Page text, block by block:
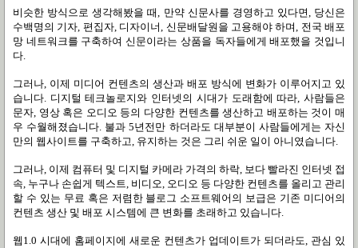
비슷한 방식으로 생각해봤을 때, 만약 신문사를 경영하고 있다면, 당신은
수백명의 기자, 편집자, 디자이너, 신문배달원을 고용해야 하며, 전국 배포
망 네트워크를 구축하여 신문이라는 상품을 독자들에게 배포했을 것입니
다.
그러나, 이제 미디어 컨텐츠의 생산과 배포 방식에 변화가 이루어지고 있
습니다. 디지털 테크놀로지와 인터넷의 시대가 도래함에 따라, 사람들은
문자, 영상 혹은 오디오 등의 다양한 컨텐츠를 생산하고 배포하는 것이 매
우 수월해졌습니다. 불과 5년전만 하더라도 대부분이 사람들에게는 자신
만의 웹사이트를 구축하고, 유지하는 것은 그리 쉬운 일이 아니였습니다.
그러나, 이제 컴퓨터 및 디지털 카메라 가격의 하락, 보다 빨라진 인터넷 접
속, 누구나 손쉽게 텍스트, 비디오, 오디오 등 다양한 컨텐츠를 올리고 관리
할 수 있는 무료 혹은 저렴한 블로그 소프트웨어의 보급은 기존 미디어의
컨텐츠 생산 및 배포 시스템에 큰 변화를 초래하고 있습니다.
웹1.0 시대에 홈페이지에 새로운 컨텐츠가 업데이트가 되더라도, 관심 있